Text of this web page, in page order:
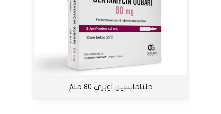
جنتامايسين أوبري 80 ملغ